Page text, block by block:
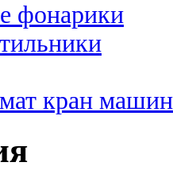
фонарики
кран